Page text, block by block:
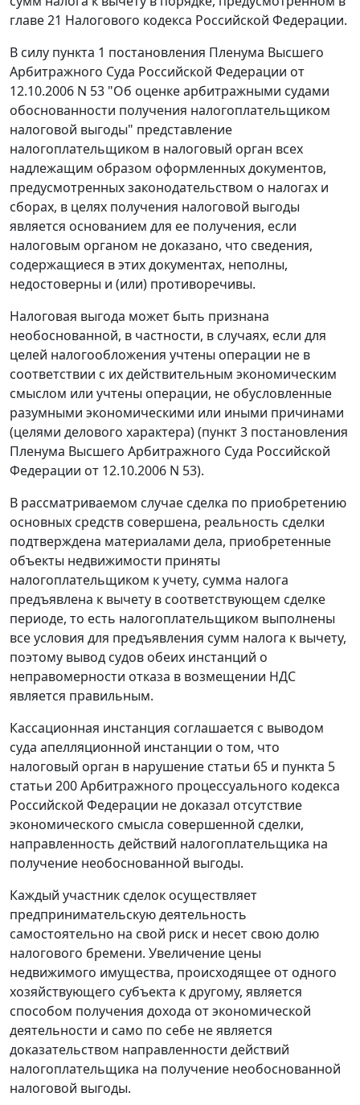
главе 21 Налогового кодекса Российской Федерации.
В силу пункта 1 постановления Пленума Высшего
Арбитражного Суда Российской Федерации от
12.10.2006 N 53 "Об оценке арбитражными судами
обоснованности получения налогоплательщиком
налоговой выгоды" представление
налогоплательщиком в налоговый орган всех
надлежащим образом оформленных документов,
предусмотренныхзаконодательством о налогах и
сборах, в целях получения налоговой выгоды
является основанием для ее получения, если
налоговым органом не доказано, что сведения,
содержащиеся в этих документах, неполны,
недостоверны и (или) противоречивы.
Налоговая выгода может быть признана
необоснованной, в частности, в случаях, если для
целей налогообложения учтены операции не в
соответствии с их действительным экономическим
смыслом или учтены операции, не обусловленные
разумными экономическими или иными причинами
(целями делового характера) (пункт 3 постановления
Пленума Высшего Арбитражного Суда Российской
Федерации от 12.10.2006 N 53).
В рассматриваемом случае сделка по приобретению
основных средств совершена, реальность сделки
подтверждена материалами дела, приобретенные
объекты недвижимости приняты
налогоплательщиком к учету, сумма налога
предъявлена к вычету в соответствующем сделке
периоде, то есть налогоплательщиком выполнены
все условия для предъявления сумм налога к вычету,
поэтому вывод судов обеих инстанций о
неправомерности отказа в возмещении НДС
является правильным.
Кассационная инстанция соглашается с выводом
суда апелляционной инстанции о том, что
налоговый орган в нарушение статьи 65 и пункта 5
статьи 200Арбитражного процессуального кодекса
Российской Федерации не доказал отсутствие
экономического смысла совершенной сделки,
направленность действий налогоплательщика на
получение необоснованной выгоды.
Каждый участник сделок осуществляет
предпринимательскую деятельность
самостоятельно на свой риск и несет свою долю
налогового бремени. Увеличение цены
недвижимого имущества, происходящее от одного
хозяйствующего субъекта к другому, является
способом получения дохода от экономической
деятельности и само по себе не является
доказательством направленности действий
налогоплательщика на получение необоснованной
налоговой выгоды.